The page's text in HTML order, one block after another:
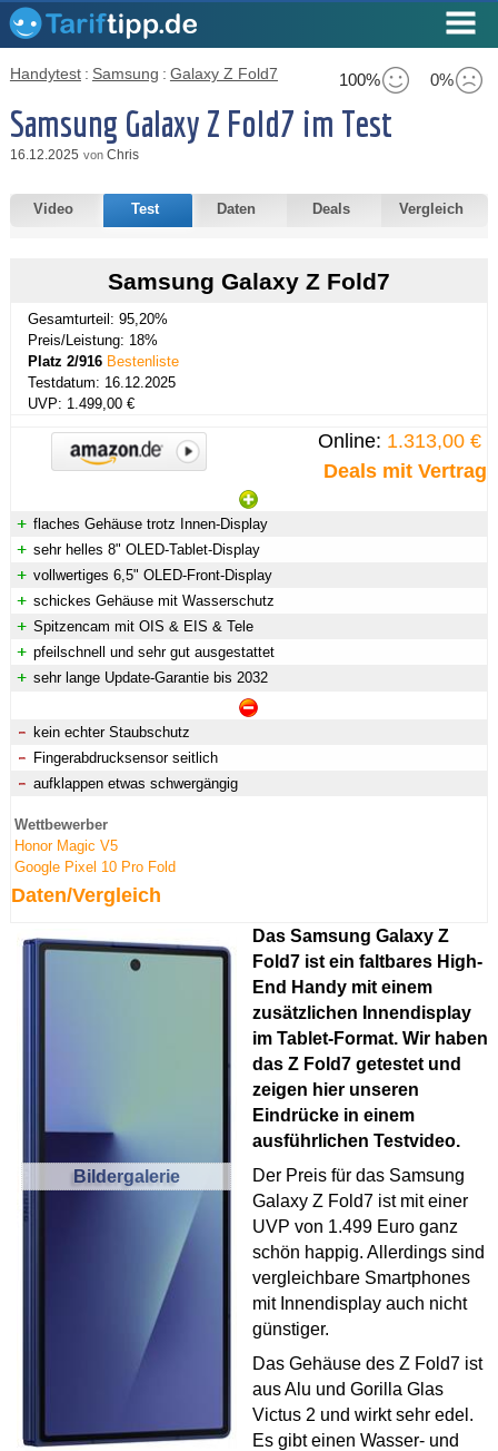
100% 0%
Handytest : Samsung : Galaxy Z Fold7
Samsung Galaxy Z Fold7 im Test
16.12.2025 von Chris
Video Test Daten Deals Vergleich
Samsung Galaxy Z Fold7
Gesamturteil: 95,20%
Preis/Leistung: 18%
Platz 2/916Bestenliste
Testdatum: 16.12.2025
UVP: 1.499,00 €
Online: 1.313,00 €
Deals mit Vertrag
flaches Gehäuse trotz Innen-Display
sehr helles 8" OLED-Tablet-Display
vollwertiges 6,5" OLED-Front-Display
schickes Gehäuse mit Wasserschutz
Spitzencam mit OIS & EIS & Tele
pfeilschnell und sehr gut ausgestattet
sehr lange Update-Garantie bis 2032
kein echter Staubschutz
Fingerabdrucksensor seitlich
aufklappen etwas schwergängig
Wettbewerber
Honor Magic V5
Google Pixel 10 Pro Fold
Daten/Vergleich
Bildergalerie
Das Samsung Galaxy Z
Fold7 ist ein faltbares High-
End Handy mit einem
zusätzlichen Innendisplay
im Tablet-Format. Wir haben
das Z Fold7 getestet und
zeigen hier unseren
Eindrücke in einem
ausführlichen Testvideo.
Der Preis für das Samsung
Galaxy Z Fold7 ist mit einer
UVP von 1.499 Euro ganz
schön happig. Allerdings sind
vergleichbare Smartphones
mit Innendisplay auch nicht
günstiger.
Das Gehäuse des Z Fold7 ist
aus Alu und Gorilla Glas
Victus 2 und wirkt sehr edel.
Es gibt einen Wasser- und